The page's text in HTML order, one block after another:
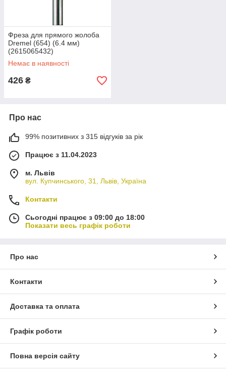
Фреза для прямого жолоба
Dremel (654) (6.4 мм)
(2615065432)
Немає в наявності
426 ₴
Про нас
99% позитивних з 315 відгуків за рік
Працює з 11.04.2023
м. Львів
вул. Купчинського, 31, Львів, Україна
Контакти
Сьогодні працює з 09:00 до 18:00
Показати весь графік роботи
Про нас
Контакти
Доставка та оплата
Графік роботи
Повна версія сайту